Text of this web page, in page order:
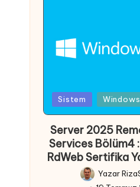
Posted
in
Sistem
Server 2025
Services Bölüm4
RdWeb Sertifika
Posted
Yazar